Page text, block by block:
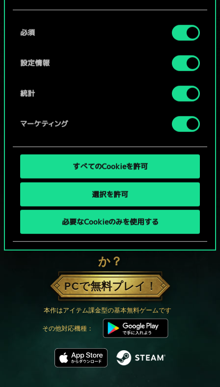
詳細は、下記の「設定」メニューでご確認ください。
必須
設定情報
統計
マーケティング
すべてのCookieを許可
選択を許可
必要なCookieのみを使用する
グウェントでひと勝負といかない
か？
PCで無料プレイ！
本作はアイテム課金型の基本無料ゲームです
その他対応機種：